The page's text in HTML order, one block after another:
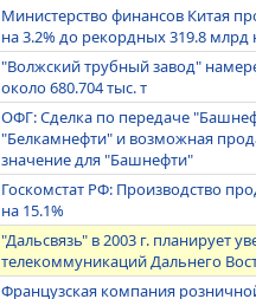
Министерство финансов Китая
на 3.2% до рекордных 319.8
"Волжский трубный завод"
около 680.704 тыс. т
ОФГ: Сделка по передаче
"Белкамнефти" и возможная
значение для "Башнефти"
Госкомстат РФ: Производство
на 15.1%
"Дальсвязь" в 2003 г. планирует
телекоммуникаций Дальнего
Французская компания